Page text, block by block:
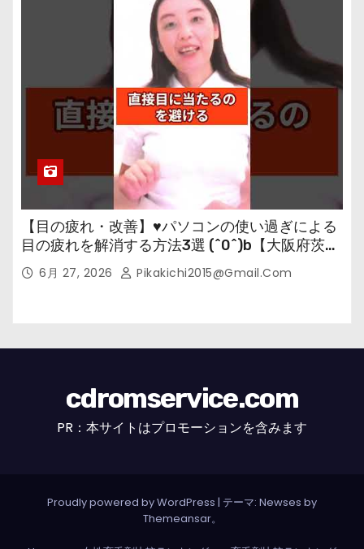
【目の疲れ・改善】♥パソコンの使い過ぎによる
目の疲れを解消する方法3選 (^0^)b【大阪府茨木
市の女性・美容鍼灸・整体師が教えます。】
6月 27, 2026 Pikakichi2015@gmail.com
cdromservice.com
PR：本サイトはプロモーションを含みます
Proudly powered by WordPress | テーマ: Newses by
Themeansar。